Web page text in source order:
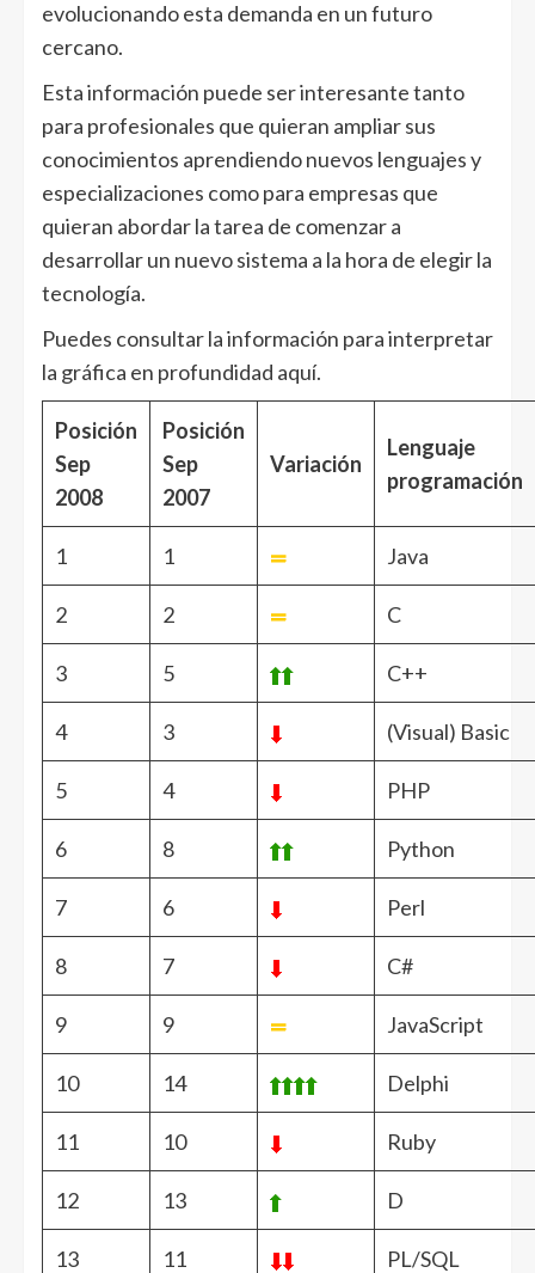
evolucionando esta demanda en un futuro
cercano.
Esta información puede ser interesante tanto
para profesionales que quieran ampliar sus
conocimientos aprendiendo nuevos lenguajes y
especializaciones como para empresas que
quieran abordar la tarea de comenzar a
desarrollar un nuevo sistema a la hora de elegir la
tecnología.
Puedes consultar la información para interpretar
la gráfica en profundidad aquí.
Posición
Sep
2008
Posición
Sep
2007
Variación
Lenguaje
programación
1 1 Java
2 2 C
3 5 C++
4 3 (Visual) Basic
5 4 PHP
6 8 Python
7 6 Perl
8 7 C#
9 9 JavaScript
10 14 Delphi
11 10 Ruby
12 13 D
13 11 PL/SQL